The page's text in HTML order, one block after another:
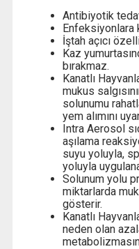
Antibiyotik
Enfeksiyonlara
İştah açıcı
Kaz
bırakmaz.
Kanatlı
mukus
solunumu
yem alımını
Intra Aerosol
aşılama
suyu yoluyla,
yoluyla
Solunum yolu
miktarlarda
gösterir.
Kanatlı
neden olan